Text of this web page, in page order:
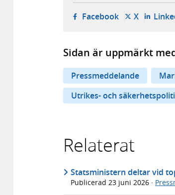
Facebook- öppnas i ny
X- öppnas
Sidan är uppmärkt
Pressmeddelande
Utrikes- och
Relaterat
Statsministern deltar vid
Publicerad 23 juni 2026 ·